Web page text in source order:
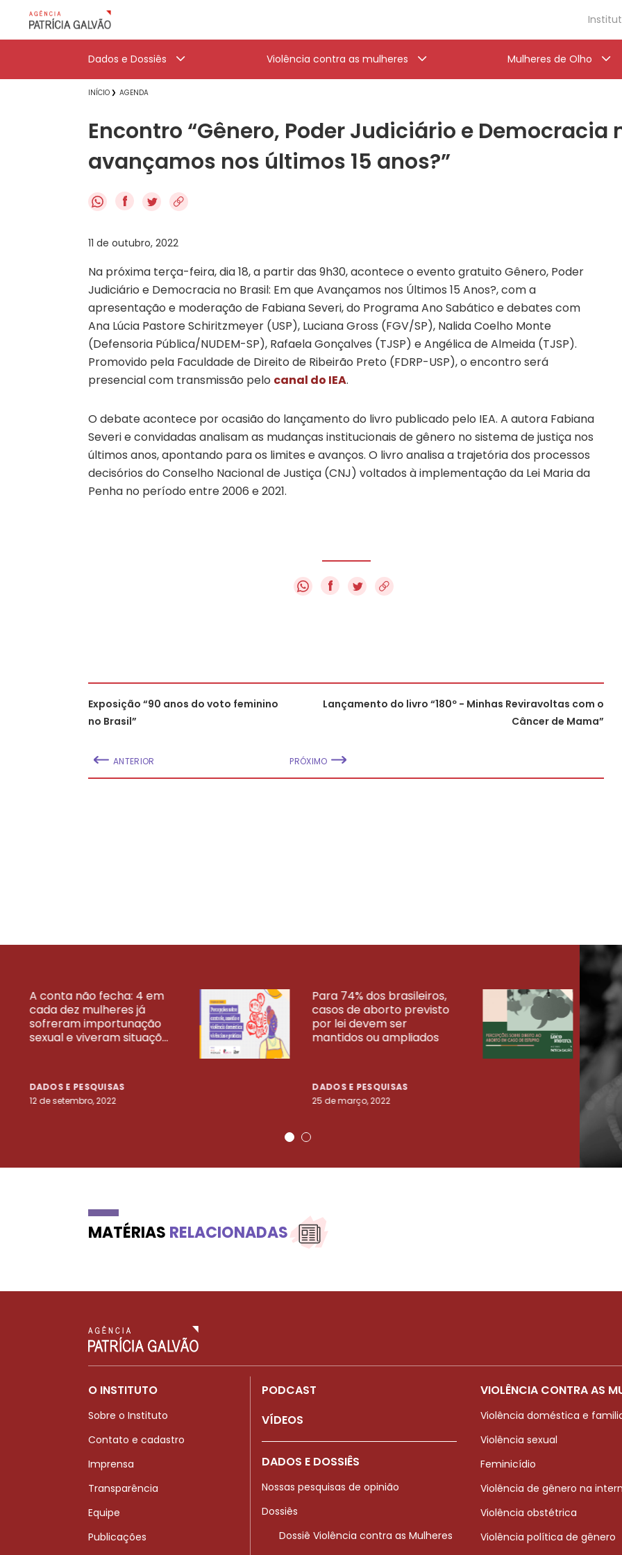
Dados e Dossiês Violência contra as mulheres Mulheres de Olho
INÍCIO AGENDA
Encontro “Gênero, Poder Judiciário e Democracia
avançamos nos últimos 15 anos?”
f
11 de outubro, 2022
Na próxima terça-feira, dia 18, a partir das 9h30, acontece o evento gratuito Gênero, Poder
Judiciário e Democracia no Brasil: Em que Avançamos nos Últimos 15 Anos?, com a
apresentação e moderação de Fabiana Severi, do Programa Ano Sabático e debates com
Ana Lúcia Pastore Schiritzmeyer (USP), Luciana Gross (FGV/SP), Nalida Coelho Monte
(Defensoria Pública/NUDEM-SP), Rafaela Gonçalves (TJSP) e Angélica de Almeida (TJSP).
Promovido pela Faculdade de Direito de Ribeirão Preto (FDRP-USP), o encontro será
presencial com transmissão pelo canal do IEA.
O debate acontece por ocasião do lançamento do livro publicado pelo IEA. A autora Fabiana
Severi e convidadas analisam as mudanças institucionais de gênero no sistema de justiça nos
últimos anos, apontando para os limites e avanços. O livro analisa a trajetória dos processos
decisórios do Conselho Nacional de Justiça (CNJ) voltados à implementação da Lei Maria da
Penha no período entre 2006 e 2021.
f
Exposição “90 anos do voto feminino
no Brasil”
ANTERIOR
Lançamento do livro “180º - Minhas Reviravoltas com o
Câncer de Mama”
PRÓXIMO
A conta não fecha: 4 em
cada dez mulheres já
sofreram importunação
sexual e viveram situaçõ...
DADOS E PESQUISAS
12 de setembro, 2022
Para 74% dos brasileiros,
casos de aborto previsto
por lei devem ser
mantidos ou ampliados
DADOS E PESQUISAS
25 de março, 2022
23
VEJA MAIS PESQUISAS
MATÉRIAS RELACIONADAS
O INSTITUTO
Sobre o Instituto
Contato e cadastro
Imprensa
Transparência
Equipe
Publicações
PODCAST
VÍDEOS
DADOS E DOSSIÊS
Nossas pesquisas de opinião
Dossiês
Dossiê Violência contra as Mulheres
VIOLÊNCIA CONTRA AS
Violência doméstica e
Violência sexual
Feminicídio
Violência de gênero na
Violência obstétrica
Violência política de gênero